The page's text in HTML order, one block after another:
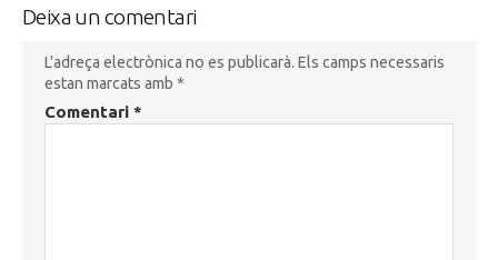
Deixa un comentari
L'adreça electrònica no es publicarà. Els camps necessaris
estan marcats amb *
Comentari *